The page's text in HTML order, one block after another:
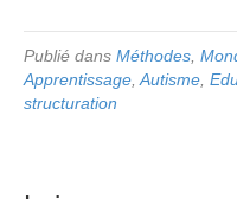
Publié dans Méthodes
Apprentissage Autisme
structuration